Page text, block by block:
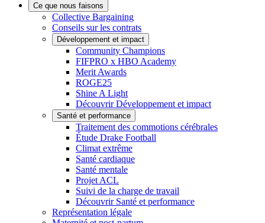
Ce que nous faisons
Collective Bargaining
Conseils sur les contrats
Développement et impact
Community Champions
FIFPRO x HBO Academy
Merit Awards
ROGE25
Shine A Light
Découvrir Développement et impact
Santé et performance
Traitement des commotions cérébrales
Étude Drake Football
Climat extrême
Santé cardiaque
Santé mentale
Projet ACL
Suivi de la charge de travail
Découvrir Santé et performance
Représentation légale